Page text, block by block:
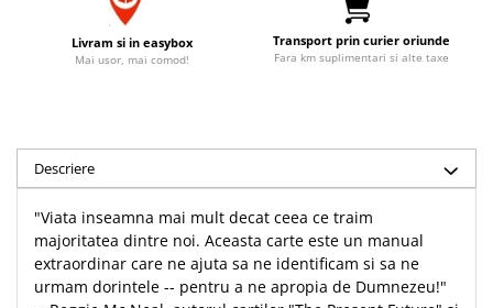
Comentarii
Literatura
Biografii
Eseuri
Marturii
Romane
Meditatii
Tablouri din lemn
Pungi cadou cu versete
Semne de carte
Set cadou
Statuete
Sticle apa
Suport pentru pahar
Carti postale
Magneti
Livram si in easybox
Mai usor, mai comod!
Transport prin curier oriunde
Fara km suplimentari si alte taxe
Descriere
"Viata inseamna mai mult decat ceea ce traim
majoritatea dintre noi. Aceasta carte este un manual
extraordinar care ne ajuta sa ne identificam si sa ne
urmam dorintele -- pentru a ne apropia de Dumnezeu!"